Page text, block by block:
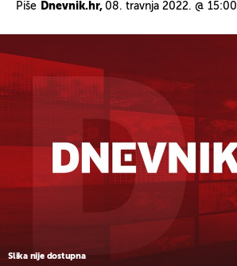
Piše Dnevnik.hr, 08. travnja 2022. @ 15:00
Slika nije dostupna